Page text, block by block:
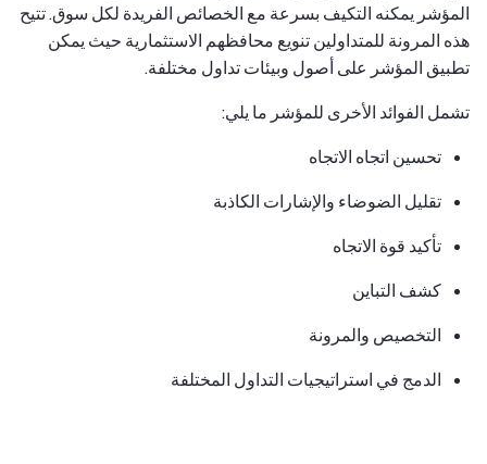
المؤشر يمكنه التكيف بسرعة مع الخصائص الفريدة لكل سوق. تتيح
هذه المرونة للمتداولين تنويع محافظهم الاستثمارية حيث يمكن
تطبيق المؤشر على أصول وبيئات تداول مختلفة.
تشمل الفوائد الأخرى للمؤشر ما يلي:
تحسين اتجاه الاتجاه
تقليل الضوضاء والإشارات الكاذبة
تأكيد قوة الاتجاه
كشف التباين
التخصيص والمرونة
الدمج في استراتيجيات التداول المختلفة